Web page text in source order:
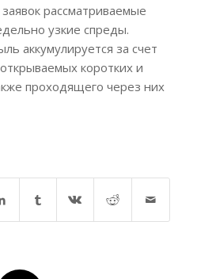
рассматриваемые
узкие спреды.
аккумулируется за счет
коротких и
проходящего через них